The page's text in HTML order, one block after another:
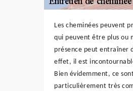
Les cheminées peuvent
qui peuvent être plus ou
présence peut entraîner
effet, il est
Bien évidemment, ce
particulièrement très